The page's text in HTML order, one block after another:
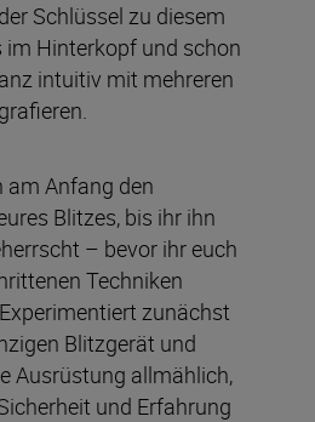
Schlüssel zu diesem
im Hinterkopf und schon
intuitiv mit mehreren
am Anfang den
Blitzes, bis ihr ihn
– bevor ihr euch
Techniken
zunächst
Blitzgerät und
Ausrüstung allmählich,
und Erfahrung